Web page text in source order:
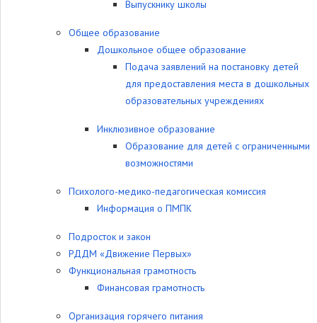
Выпускнику школы
Общее образование
Дошкольное общее образование
Подача заявлений на постановку детей
для предоставления места в дошкольных
образовательных учреждениях
Инклюзивное образование
Образование для детей с ограниченными
возможностями
Психолого-медико-педагогическая комиссия
Информация о ПМПК
Подросток и закон
РДДМ «Движение Первых»
Функциональная грамотность
Финансовая грамотность
Организация горячего питания